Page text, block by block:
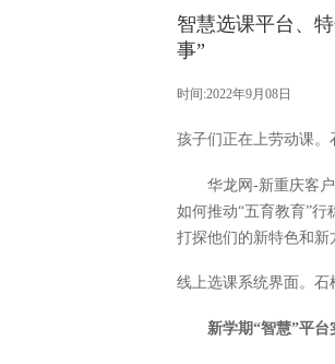
智慧选课平台、
事”
时间:2022年9月08日
孩子们正在上劳动课。
华龙网-新重庆客
如何推动“五育教育”
打探他们的新特色和新
线上选课系统界面。石
新学期“智慧”平